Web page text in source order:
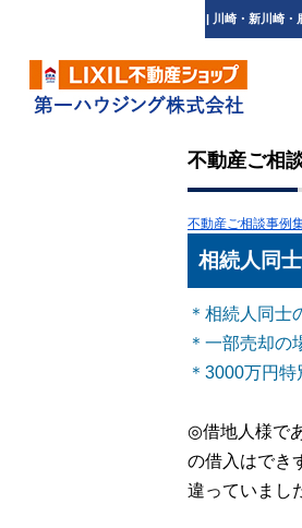
相続人同士の意見が合わない | 川崎・新川崎・鹿
不動産ご相
不動産ご相談事例
相続人
＊相続人同
＊一部売却の
＊3000万円
◎借地人様で
の借入はでき
違っていまし